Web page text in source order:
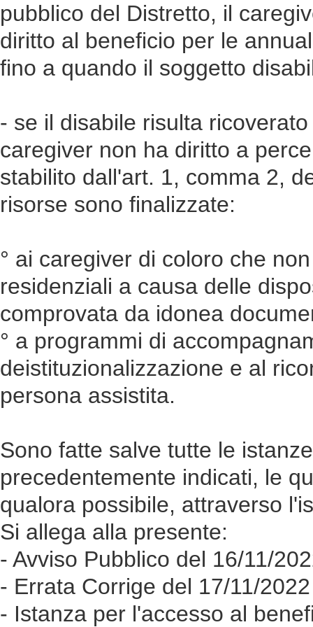
pubblico del Distretto, il
diritto al beneficio per le
fino a quando il soggetto
- se il disabile risulta
caregiver non ha diritto a
stabilito dall'art. 1, comma 2,
risorse sono finalizzate:
° ai caregiver di coloro che
residenziali a causa delle
comprovata da idonea
° a programmi di
deistituzionalizzazione e al
persona assistita.
Sono fatte salve tutte le
precedentemente indicati, le
qualora possibile, attraverso
Si allega alla presente:
- Avviso Pubblico del 16/11/
- Errata Corrige del 17/11/2022
- Istanza per l'accesso al